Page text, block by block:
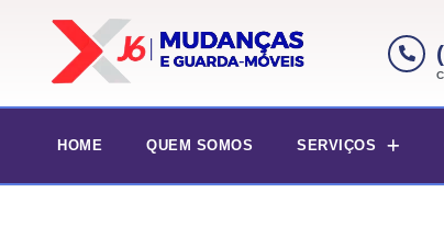
HOME QUEM SOMOS SERVIÇOS